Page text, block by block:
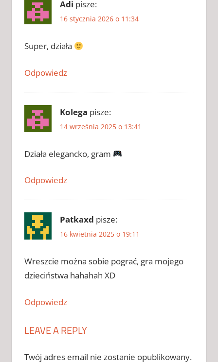
DO
THE
CRACK
SIMS 4
DO
THE
SIMS
KLUCZ
SIMS
KLUCZ
DO THE
SIMS 4
Adi pisze:
16 stycznia 2026 o 11:34
Super, działa
Odpowiedz
Kolega pisze:
14 września 2025 o 13:41
Działa elegancko, gram
Odpowiedz
Patkaxd pisze:
16 kwietnia 2025 o 19:11
Wreszcie można sobie pograć, gra mojego
dzieciństwa hahahah XD
Odpowiedz
LEAVE A REPLY
Twój adres email nie zostanie opublikowany.